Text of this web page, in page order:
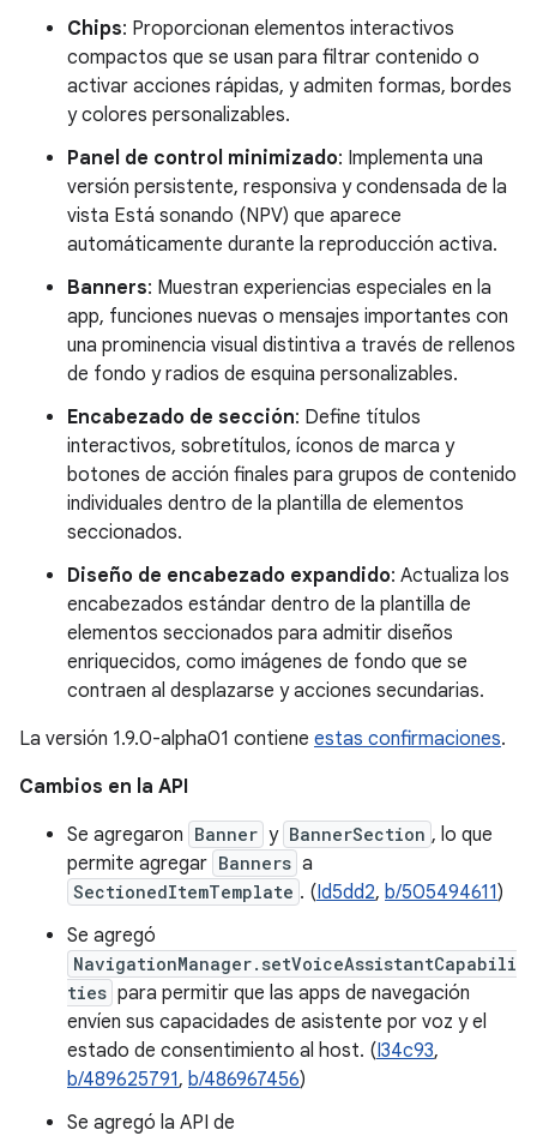
Chips: Proporcionan elementos interactivos
compactos que se usan para filtrar contenido o
activar acciones rápidas, y admiten formas, bordes
y colores personalizables.
Panel de control minimizado: Implementa una
versión persistente, responsiva y condensada de la
vista Está sonando (NPV) que aparece
automáticamente durante la reproducción activa.
Banners: Muestran experiencias especiales en la
app, funciones nuevas o mensajes importantes con
una prominencia visual distintiva a través de rellenos
de fondo y radios de esquina personalizables.
Encabezado de sección: Define títulos
interactivos, sobretítulos, íconos de marca y
botones de acción finales para grupos de contenido
individuales dentro de la plantilla de elementos
seccionados.
Diseño de encabezado expandido: Actualiza los
encabezados estándar dentro de la plantilla de
elementos seccionados para admitir diseños
enriquecidos, como imágenes de fondo que se
contraen al desplazarse y acciones secundarias.
La versión 1.9.0-alpha01 contiene estas confirmaciones.
Cambios en la API
Se agregaron Banner y BannerSection , lo que
permite agregar Banners a
SectionedItemTemplate . (Id5dd2, b/505494611)
Se agregó
NavigationManager.setVoiceAssistantCapabili
ties para permitir que las apps de navegación
envíen sus capacidades de asistente por voz y el
estado de consentimiento al host. (I34c93,
b/489625791, b/486967456)
Se agregó la API de